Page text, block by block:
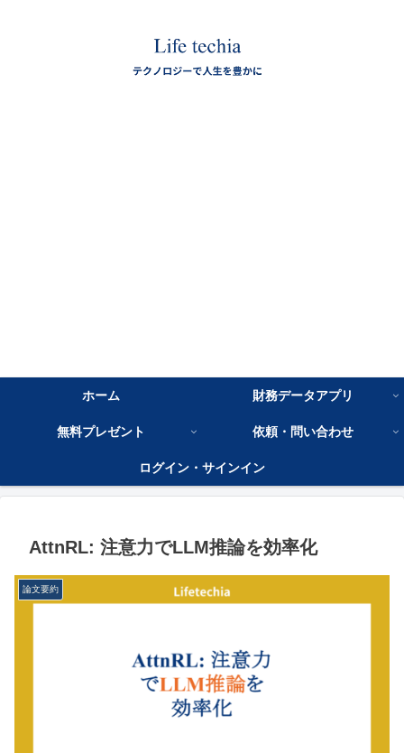
ホーム 財務データアプリ
無料プレゼント 依頼・問い合わせ
ログイン・サインイン
AttnRL: 注意力でLLM推論を効率化
論文要約